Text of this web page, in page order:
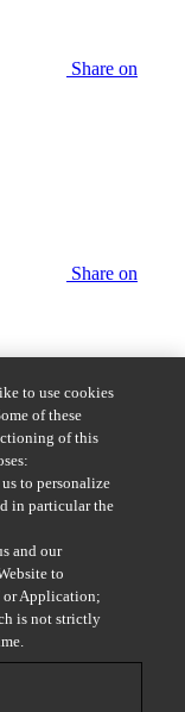
Share on
Share on
Share by
to use cookies
of these
of this
to personalize
in particular the
and our
to
or Application;
is not strictly